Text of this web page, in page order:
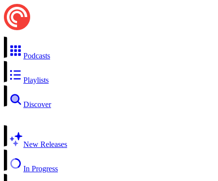
Podcasts
Playlists
Discover
New Releases
In Progress